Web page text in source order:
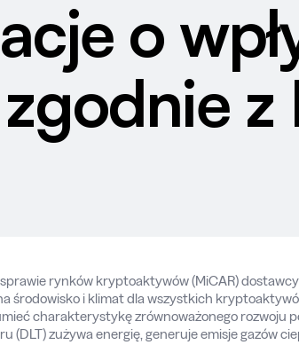
o
zgodnie z
rynków kryptoaktywów (MiCAR)
środowisko i klimat dla wszystkich
charakterystykę zrównoważonego rozwoju
(DLT) zużywa energię, generuje emisje gazów